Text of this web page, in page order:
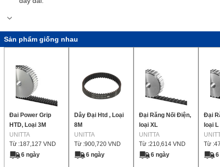
Sản phẩm giống nhau
Đai Power Grip
HTD, Loại 3M
UNITTA
Từ :187,127 VND
6 ngày
Dây Đại Htd , Loại
8M
UNITTA
Từ :900,720 VND
6 ngày
Đại Răng Nối Điện,
loại XL
UNITTA
Từ :210,614 VND
6 ngày
Đại
loại L
Từ :